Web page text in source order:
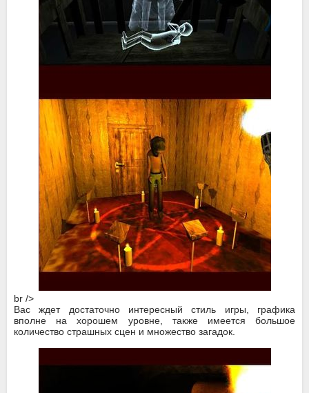
br />
Вас ждет достаточно интересный стиль игры, графика
вполне на хорошем уровне, также имеется большое
количество страшных сцен и множество загадок.